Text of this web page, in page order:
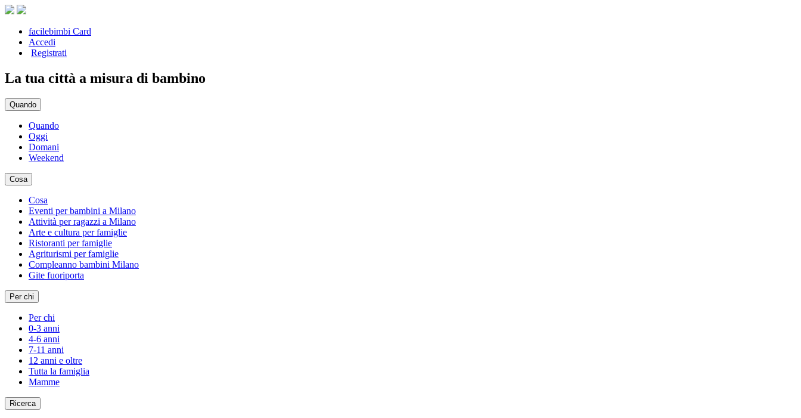
facilebimbi Card
Accedi
Registrati
La tua città a misura di bambino
Quando
Quando
Oggi
Domani
Weekend
Cosa
Cosa
Eventi per bambini a Milano
Attività per ragazzi a Milano
Arte e cultura per famiglie
Ristoranti per famiglie
Agriturismi per famiglie
Compleanno bambini Milano
Gite fuoriporta
Per chi
Per chi
0-3 anni
4-6 anni
7-11 anni
12 anni e oltre
Tutta la famiglia
Mamme
Ricerca